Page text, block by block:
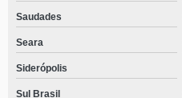
Saudades
Seara
Siderópolis
Sul Brasil